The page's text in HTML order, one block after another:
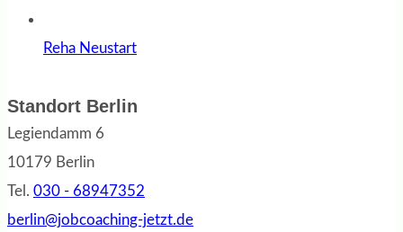
Reha Neustart
Standort Berlin
Legiendamm 6
10179 Berlin
Tel. 030 - 68947352
berlin@jobcoaching-jetzt.de